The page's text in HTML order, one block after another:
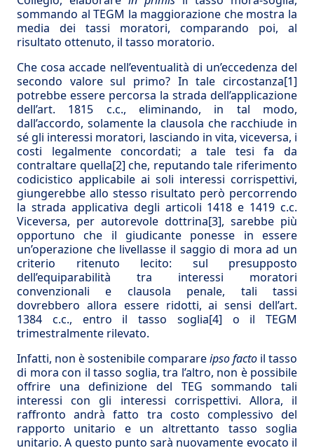
sommando al TEGM la maggiorazione che mostra la
media dei tassi moratori, comparando poi, al
risultato ottenuto, il tasso moratorio.
Che cosa accade nell’eventualità di un’eccedenza del
secondo valore sul primo? In tale circostanza[1]
potrebbe essere percorsa la strada dell’applicazione
dell’art. 1815 c.c., eliminando, in tal modo,
dall’accordo, solamente la clausola che racchiude in
sé gli interessi moratori, lasciando in vita, viceversa, i
costi legalmente concordati; a tale tesi fa da
contraltare quella[2] che, reputando tale riferimento
codicistico applicabile ai soli interessi corrispettivi,
giungerebbe allo stesso risultato però percorrendo
la strada applicativa degli articoli 1418 e 1419 c.c.
Viceversa, per autorevole dottrina[3], sarebbe più
opportuno che il giudicante ponesse in essere
un’operazione che livellasse il saggio di mora ad un
criterio ritenuto lecito: sul presupposto
dell’equiparabilità tra interessi moratori
convenzionali e clausola penale, tali tassi
dovrebbero allora essere ridotti, ai sensi dell’art.
1384 c.c., entro il tasso soglia[4] o il TEGM
trimestralmente rilevato.
Infatti, non è sostenibile comparareipso facto il tasso
di mora con il tasso soglia, tra l’altro, non è possibile
offrire una definizione del TEG sommando tali
interessi con gli interessi corrispettivi. Allora, il
raffronto andrà fatto tra costo complessivo del
rapporto unitario e un altrettanto tasso soglia
unitario. A questo punto sarà nuovamente evocato il